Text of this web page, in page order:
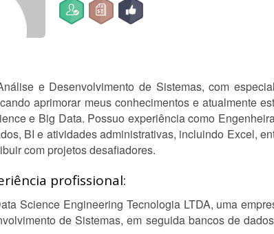
e Desenvolvimento de Sistemas, com
aprimorar meus conhecimentos e atualmente
e Big Data. Possuo experiência como
BI e atividades administrativas, incluindo Excel,
com projetos desafiadores.
profissional:
Science Engineering Tecnologia LTDA, uma
de Sistemas, em seguida bancos de